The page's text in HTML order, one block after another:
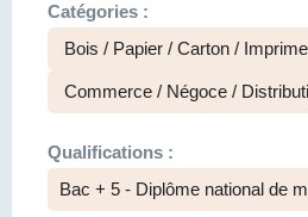
Catégories :
Bois / Papier / Carton /
Commerce / Négoce /
Qualifications :
Bac + 5 - Diplôme national de